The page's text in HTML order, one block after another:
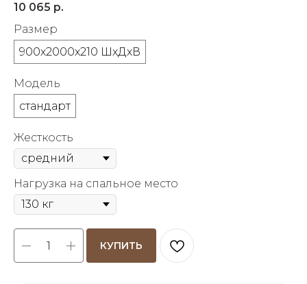
10 065 р.
Размер
900х2000х210 ШхДхВ
Модель
стандарт
Жесткость
Нагрузка на спальное место
КУПИТЬ
Подробнее
об оплате Плайтом
недели
Остались вопросы?
8 800 302-02-51
plait.ru